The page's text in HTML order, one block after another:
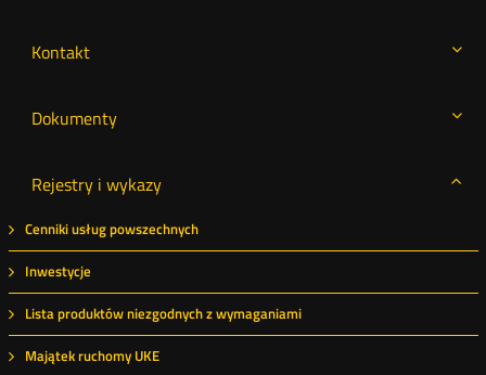
Kontakt
Dokumenty
Rejestry i wykazy
Cenniki usług powszechnych
Inwestycje
Lista produktów niezgodnych z wymaganiami
Majątek ruchomy UKE